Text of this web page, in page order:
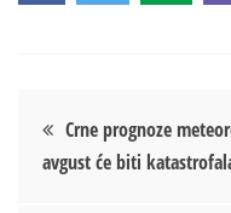
Кретање
чланка
Crne prognoze
avgust će biti